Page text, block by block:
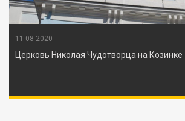
11-08-2020
Церковь Николая Чудотворца на Козинке